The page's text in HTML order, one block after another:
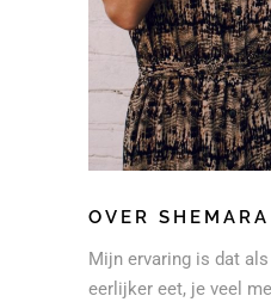
OVER SHEMARA
Mijn ervaring is dat
eerlijker eet, je veel